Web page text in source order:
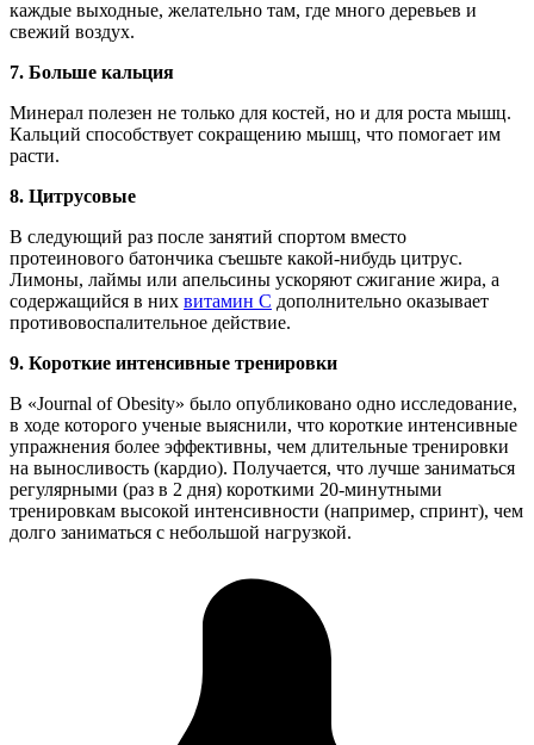
каждые выходные, желательно там, где много деревьев и
свежий воздух.
7. Больше кальция
Минерал полезен не только для костей, но и для роста мышц.
Кальций способствует сокращению мышц, что помогает им
расти.
8. Цитрусовые
В следующий раз после занятий спортом вместо
протеинового батончика съешьте какой-нибудь цитрус.
Лимоны, лаймы или апельсины ускоряют сжигание жира, а
содержащийся в них витамин С дополнительно оказывает
противовоспалительное действие.
9. Короткие интенсивные тренировки
В «Journal of Obesity» было опубликовано одно исследование,
в ходе которого ученые выяснили, что короткие интенсивные
упражнения более эффективны, чем длительные тренировки
на выносливость (кардио). Получается, что лучше заниматься
регулярными (раз в 2 дня) короткими 20-минутными
тренировкам высокой интенсивности (например, спринт), чем
долго заниматься с небольшой нагрузкой.